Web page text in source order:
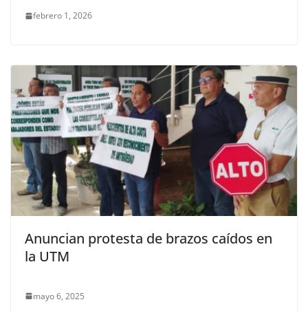
febrero 1, 2026
Anuncian protesta de brazos caídos en
la UTM
mayo 6, 2025